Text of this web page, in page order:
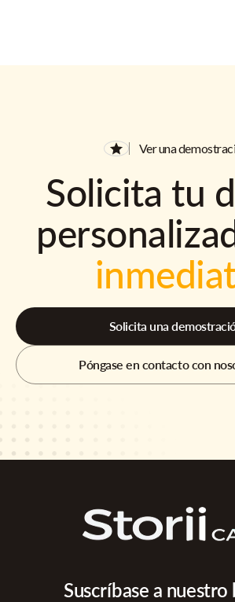
Ver una
Solicita tu
Solicita una
Póngase en contacto con
Suscríbase a